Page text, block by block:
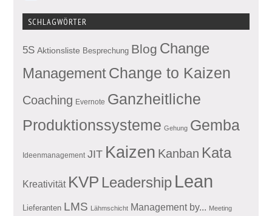
SCHLAGWÖRTER
5S Aktionsliste Besprechung Blog Change
ManagementChange to Kaizen
Coaching Evernote Ganzheitliche
Produktionssysteme Gehung Gemba
Ideenmanagement JIT Kaizen Kanban Kata
Kreativität KVP Leadership Lean
Lieferanten LMS Lähmschicht Management by... Meeting